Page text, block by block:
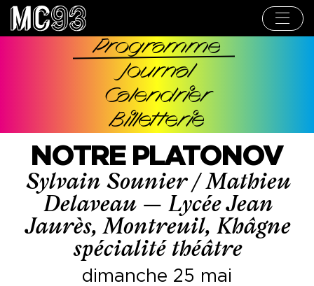
Aller
contenu
Navigation
Programme
Journal
Calendrier
Billetterie
NOTRE PLATONOV
Sylvain Sounier / Mathieu
Delaveau — Lycée Jean
Jaurès, Montreuil, Khâgne
spécialité théâtre
dimanche 25 mai